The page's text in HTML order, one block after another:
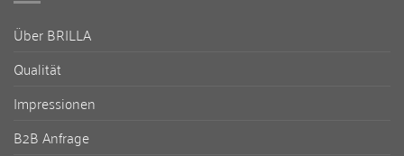
Über BRILLA
Qualität
Impressionen
B2B Anfrage